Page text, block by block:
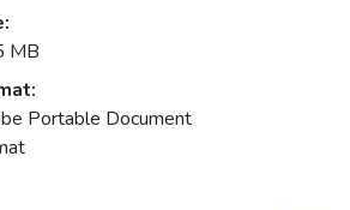
MB
Portable Document